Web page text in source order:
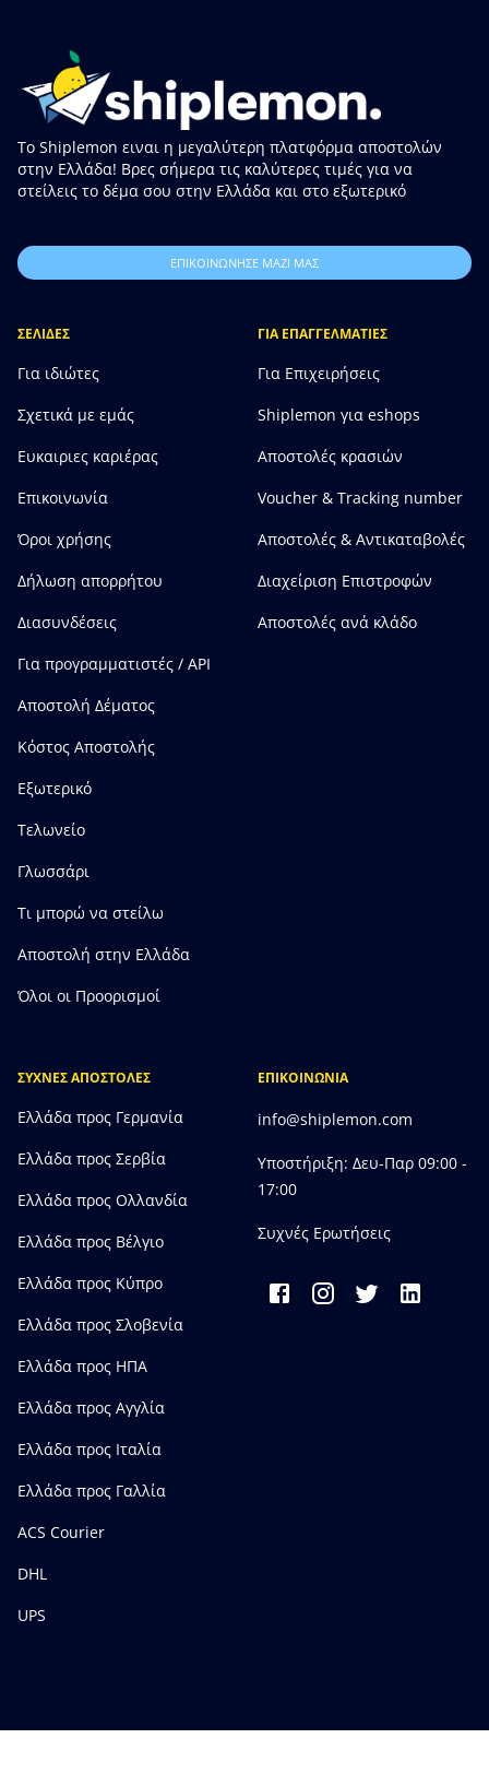
Το Shiplemon ειναι η μεγαλύτερη πλατφόρμα αποστολών
στην Ελλάδα! Βρες σήμερα τις καλύτερες τιμές για να
στείλεις το δέμα σου στην Ελλάδα και στο εξωτερικό
ΕΠΙΚΟΙΝΩΝΗΣΕ ΜΑΖΙ ΜΑΣ
ΣΕΛΙΔΕΣ
Για ιδιώτες
Σχετικά με εμάς
Ευκαιριες καριέρας
Επικοινωνία
Όροι χρήσης
Δήλωση απορρήτου
Διασυνδέσεις
Για προγραμματιστές / API
Αποστολή Δέματος
Κόστος Αποστολής
Εξωτερικό
Τελωνείο
Γλωσσάρι
Τι μπορώ να στείλω
Αποστολή στην Ελλάδα
Όλοι οι Προορισμοί
ΓΙΑ ΕΠΑΓΓΕΛΜΑΤΙΕΣ
Για Επιχειρήσεις
Shiplemon για eshops
Αποστολές κρασιών
Voucher & Tracking number
Αποστολές & Αντικαταβολές
Διαχείριση Επιστροφών
Αποστολές ανά κλάδο
ΣΥΧΝΕΣ ΑΠΟΣΤΟΛΕΣ
Ελλάδα προς Γερμανία
Ελλάδα προς Σερβία
Ελλάδα προς Ολλανδία
Ελλάδα προς Bέλγιο
Ελλάδα προς Κύπρο
Ελλάδα προς Σλοβενία
Ελλάδα προς ΗΠΑ
Ελλάδα προς Αγγλία
Ελλάδα προς Ιταλία
Ελλάδα προς Γαλλία
ACS Courier
DHL
UPS
ΕΠΙΚΟΙΝΩΝΙΑ
info@shiplemon.com
Υποστήριξη: Δευ-Παρ 09:00 -
17:00
Συχνές Ερωτήσεις